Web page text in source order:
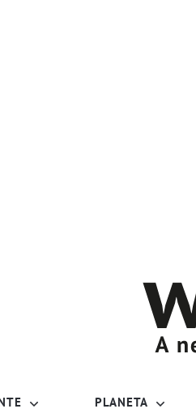
PLANETA